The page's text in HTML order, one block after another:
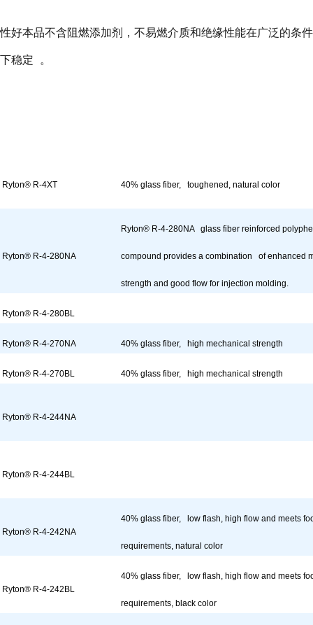
性好本品不含阻燃添加剂，不易燃介质和绝缘性能在广泛的条件
下稳定 。
Ryton® R-4XT 40% glass fiber, toughened, natural color
Ryton® R-4-280NA
Ryton® R-4-280NA glass fiber reinforced
compound provides a combination of enhanced
strength and good flow for injection molding.
Ryton® R-4-280BL
Ryton® R-4-270NA 40% glass fiber, high mechanical strength
Ryton® R-4-270BL 40% glass fiber, high mechanical strength
Ryton® R-4-244NA
Ryton® R-4-244BL
Ryton® R-4-242NA
40% glass fiber, low flash, high flow and meets
requirements, natural color
Ryton® R-4-242BL
40% glass fiber, low flash, high flow and meets
requirements, black color